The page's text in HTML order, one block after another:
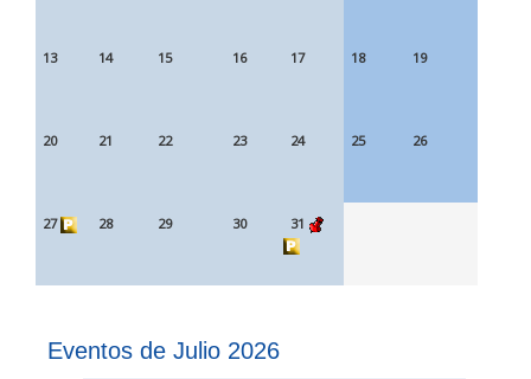
13 14 15 16 17 18 19
20 21 22 23 24 25 26
27 28 29 30 31
Eventos de Julio 2026